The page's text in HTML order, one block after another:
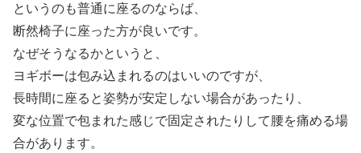
というのも普通に座るのならば、
断然椅子に座った方が良いです。
なぜそうなるかというと、
ヨギボーは包み込まれるのはいいのですが、
長時間に座ると姿勢が安定しない場合があったり、
変な位置で包まれた感じで固定されたりして腰を痛める場
合があります。